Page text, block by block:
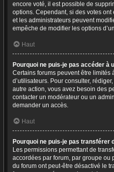
encore voté, il est possible de
options. Cependant, si des votes
et les administrateurs peuvent
empêche de modifier les options
Haut
Pourquoi ne puis-je pas accéder à
Certains forums peuvent être limités
d’utilisateurs. Pour consulter,
autre action, vous avez besoin des
contacter un modérateur ou un
demander un accès.
Haut
Pourquoi ne puis-je pas transférer
Les permissions permettant de
accordées par forum, par groupe ou
du forum ont peut-être désactivé le